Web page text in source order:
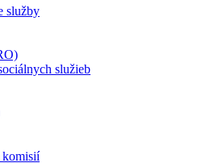
služby
služieb
komisií